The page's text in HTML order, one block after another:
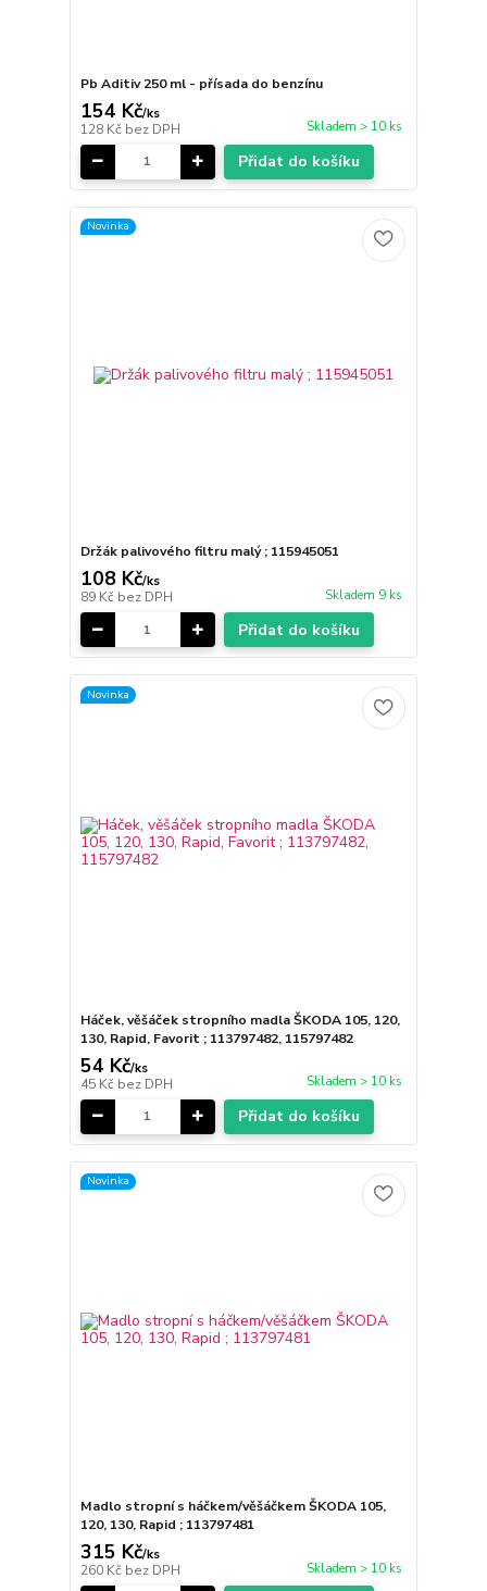
Pb Aditiv 250 ml - přísada do benzínu
154 Kč/ks
128 Kč bez DPH Skladem > 10 ks
Přidat do košíku
Novinka
Držák palivového filtru malý ; 115945051
108 Kč/ks
89 Kč bez DPH Skladem 9 ks
Přidat do košíku
Novinka
Háček, věšáček stropního madla ŠKODA 105, 120,
130, Rapid, Favorit ; 113797482, 115797482
54 Kč/ks
45 Kč bez DPH Skladem > 10 ks
Přidat do košíku
Novinka
Madlo stropní s háčkem/věšáčkem ŠKODA 105,
120, 130, Rapid ; 113797481
315 Kč/ks
260 Kč bez DPH Skladem > 10 ks